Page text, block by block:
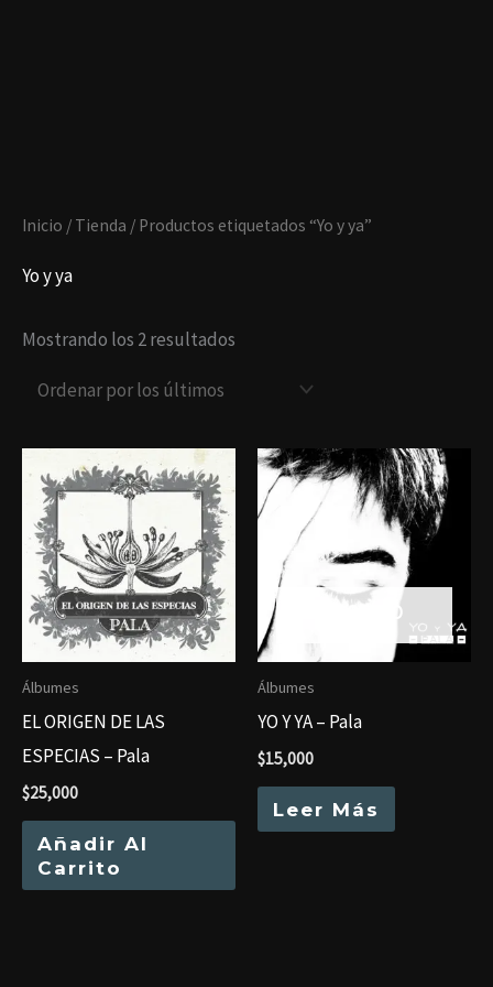
Inicio / Tienda / Productos etiquetados “Yo y ya”
Yo y ya
Mostrando los 2 resultados
Álbumes
EL ORIGEN DE LAS
ESPECIAS – Pala
$25,000
Añadir Al
Carrito
AGOTADO
Álbumes
YO Y YA – Pala
$15,000
Leer Más